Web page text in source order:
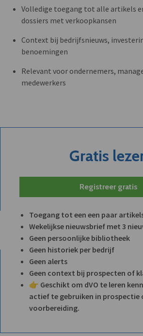
Volledige toegang tot alle artikels
dossiers met verkoopkansen
Context bij bedrijfsnieuws,
benoemingen
Relevant voor ondernemers,
medewerkers
Gratis
Registreer gratis
Toegang tot een een paar
Wekelijkse nieuwsbrief met 3
Geen persoonlijke bibliotheek
Geen historiek per bedrijf
Geen alerts
Geen context bij prospecten of
👉 Geschikt om dVO te leren
actief te gebruiken in prospectie
voorbereiding.